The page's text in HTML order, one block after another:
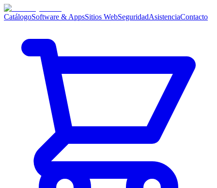
CatálogoSoftware & AppsSitios WebSeguridadAsistenciaContacto